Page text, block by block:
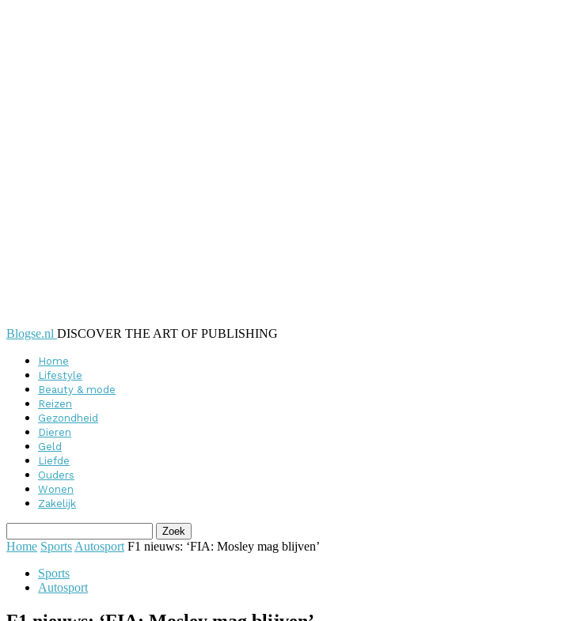
Blogse.nl DISCOVER THE ART OF PUBLISHING
Home
Lifestyle
Beauty & mode
Reizen
Gezondheid
Dieren
Geld
Liefde
Ouders
Wonen
Zakelijk
Home Sports Autosport F1 nieuws: ‘FIA: Mosley mag blijven’
Sports
Autosport